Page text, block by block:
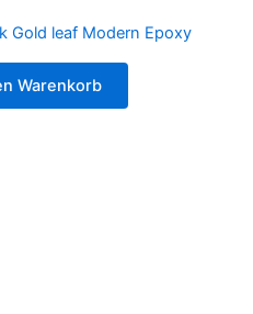
Gold leaf Modern Epoxy
Warenkorb